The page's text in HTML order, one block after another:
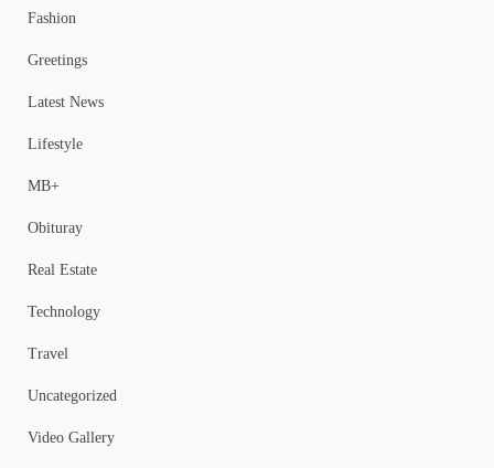
Fashion
Greetings
Latest News
Lifestyle
MB+
Obituray
Real Estate
Technology
Travel
Uncategorized
Video Gallery